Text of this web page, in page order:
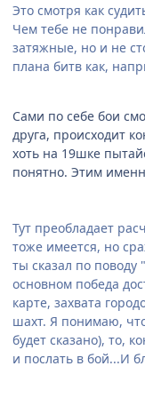
Это смотря как
Чем тебе не
затяжные, но и не
плана битв как,
Сами по себе бои
друга, происходит
хоть на 19шке
понятно. Этим
Тут преобладает
тоже имеется, но
ты сказал по
основном победа
карте, захвата
шахт. Я понимаю,
будет сказано), то,
и послать в бой...И